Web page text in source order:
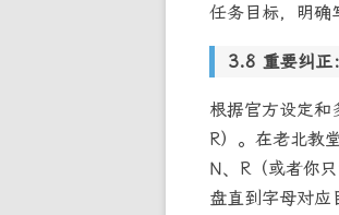
任务目标，明确
重要纠正
根据官方设定和
R）。在老北教
N、R（或者你
盘直到字母对应